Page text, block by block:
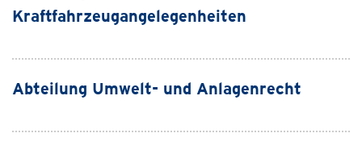
Kraftfahrzeugangelegenheiten
Abteilung Umwelt- und Anlagenrecht